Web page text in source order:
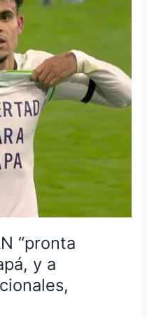
“pronta
y a